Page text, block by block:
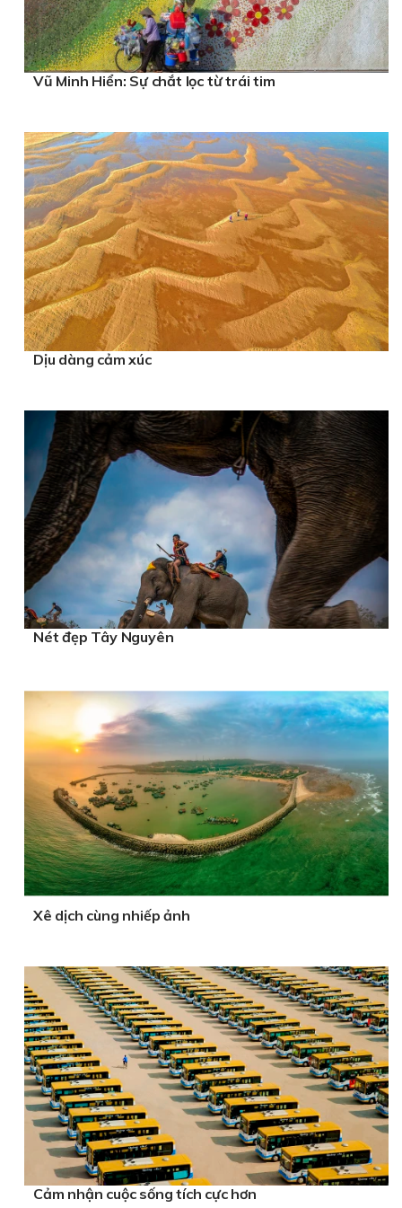
Vũ Minh Hiển: Sự chắt lọc từ trái tim
Dịu dàng cảm xúc
Nét đẹp Tây Nguyên
Xê dịch cùng nhiếp ảnh
Cảm nhận cuộc sống tích cực hơn